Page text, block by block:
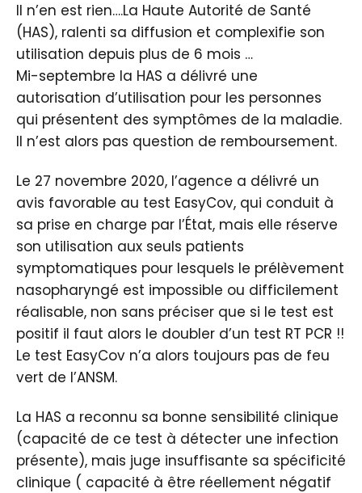
Il n’en est rien….La Haute Autorité de Santé
(HAS), ralenti sa diffusion et complexifie son
utilisation depuis plus de 6 mois …
Mi-septembre la HAS a délivré une
autorisation d’utilisation pour les personnes
qui présentent des symptômes de la maladie.
Il n’est alors pas question de remboursement.
Le 27 novembre 2020, l’agence a délivré un
avis favorable au test EasyCov, qui conduit à
sa prise en charge par l’État, mais elle réserve
son utilisation aux seuls patients
symptomatiques pour lesquels le prélèvement
nasopharyngé est impossible ou difficilement
réalisable, non sans préciser que si le test est
positif il faut alors le doubler d’un test RT PCR !!
Le test EasyCov n’a alors toujours pas de feu
vert de l’ANSM.
La HAS a reconnu sa bonne sensibilité clinique
(capacité de ce test à détecter une infection
présente), mais juge insuffisante sa spécificité
clinique ( capacité à être réellement négatif